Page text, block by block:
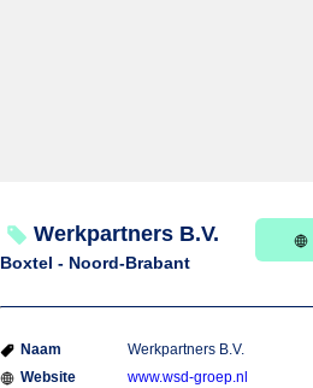
Werkpartners B.V.
Boxtel - Noord-Brabant
Naam
Werkpartners B.V.
Website
www.wsd-groep.nl